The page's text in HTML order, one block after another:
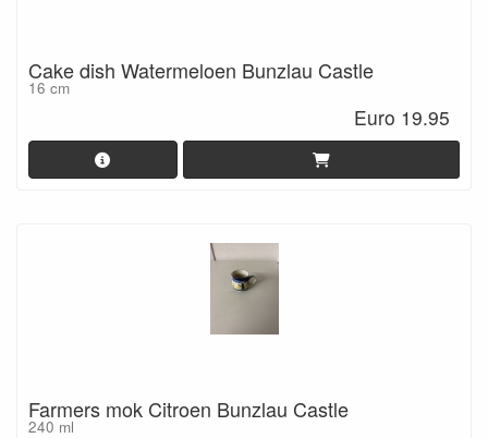
Cake dish Watermeloen Bunzlau Castle
16 cm
Euro 19.95
Farmers mok Citroen Bunzlau Castle
240 ml